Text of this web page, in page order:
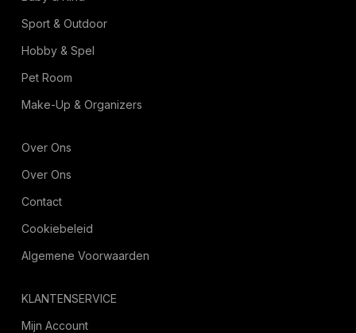
Sport & Outdoor
Hobby & Spel
Pet Room
Make-Up & Organizers
Over Ons
Over Ons
Contact
Cookiebeleid
Algemene Voorwaarden
KLANTENSERVICE
Mijn Account